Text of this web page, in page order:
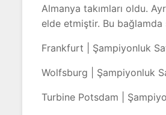
Almanya takımları oldu.
elde etmiştir. Bu
Frankfurt | Şampiyonluk
Wolfsburg | Şampiyonluk
Turbine Potsdam |